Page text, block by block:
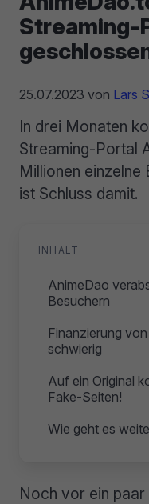
Streaming-
25.07.2023 von Lars
In drei Monaten
Streaming-Portal
Millionen
ist Schluss damit.
INHALT
AnimeDao
Besuchern
Finanzierung
schwierig
Auf ein Original
Fake-Seiten!
Wie geht es
Noch vor ein paar